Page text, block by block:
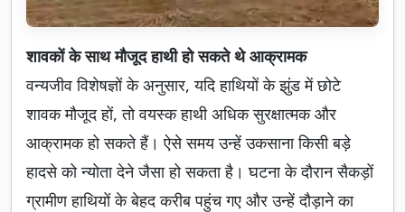
शावकों के साथ मौजूद हाथी हो सकते थे आक्रामक
वन्यजीव विशेषज्ञों के अनुसार, यदि हाथियों के झुंड में छोटे
शावक मौजूद हों, तो वयस्क हाथी अधिक सुरक्षात्मक और
आक्रामक हो सकते हैं। ऐसे समय उन्हें उकसाना किसी बड़े
हादसे को न्योता देने जैसा हो सकता है। घटना के दौरान सैकड़ों
ग्रामीण हाथियों के बेहद करीब पहुंच गए और उन्हें दौड़ाने का